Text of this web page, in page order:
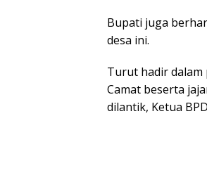
Bupati juga
desa ini.
Turut hadir dalam
Camat beserta
dilantik, Ketua